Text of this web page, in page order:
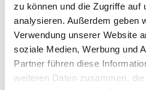
zu können und die Zugriffe auf
analysieren. Außerdem geben
Verwendung unserer Website
soziale Medien, Werbung und
Partner führen diese
weiteren Daten zusammen,
Dies